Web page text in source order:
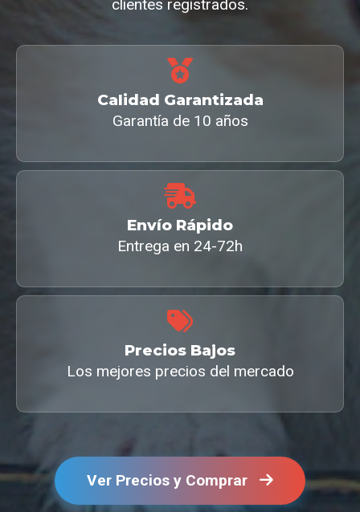
clientes registrados.
Calidad Garantizada
Garantía de 10 años
Envío Rápido
Entrega en 24-72h
Precios Bajos
Los mejores precios del mercado
Ver Precios y Comprar